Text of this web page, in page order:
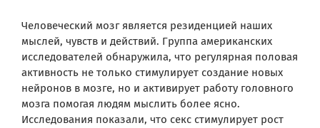
Человеческий мозг является резиденцией наших
мыслей, чувств и действий. Группа американских
исследователей обнаружила, что регулярная половая
активность не только стимулирует создание новых
нейронов в мозге, но и активирует работу головного
мозга помогая людям мыслить более ясно.
Исследования показали, что секс стимулирует рост